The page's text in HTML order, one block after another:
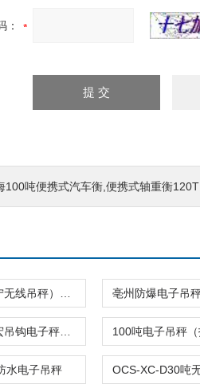
：
100吨便携式汽车衡,便携式轴重衡120T
水电子吊秤